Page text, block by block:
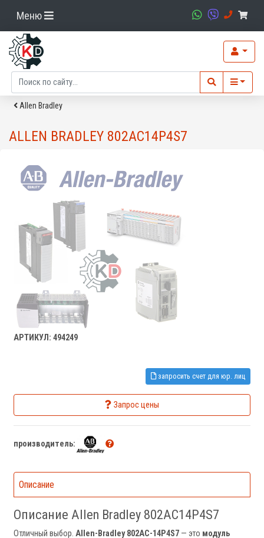
Меню
Allen Bradley
ALLEN BRADLEY 802AC14P4S7
АРТИКУЛ: 494249
запросить счет для юр. лиц
Запрос цены
производитель:
Описание
Описание Allen Bradley 802AC14P4S7
Отличный выбор. Allen-Bradley 802AC-14P4S7 — это модуль